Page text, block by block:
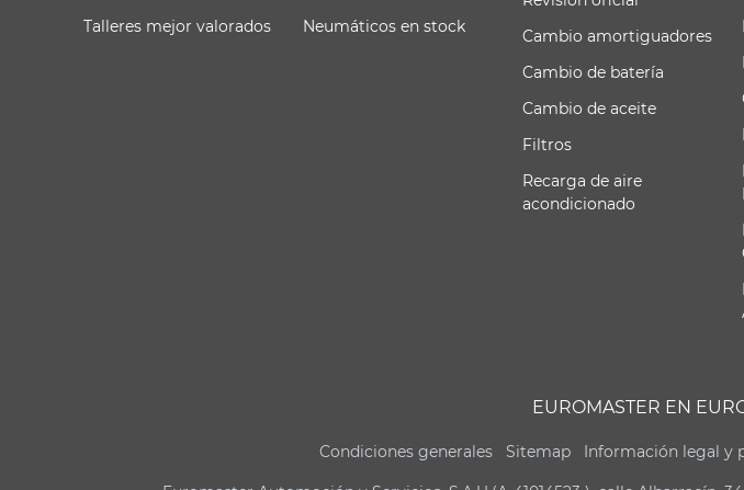
Talleres mejor valorados
Neumáticos en stock
Cambio amortiguadores
Cambio de batería
Cambio de aceite
Filtros
Recarga de aire
acondicionado
EUROMASTER EN
Condiciones generales Sitemap Información legal y